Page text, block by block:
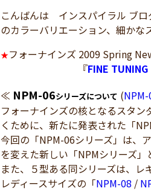
こんばんは インスパイラル ブロ
のカラーバリエーション、細かな
★フォーナインズ 2009 Spring
『FINE TUNING
≪ NPM-06シリーズについて (
フォーナインズの核となるスタ
くために、新たに発表された「
今回の「NPM-06シリーズ」は、
を変えた新しい「NPMシリーズ」
また、５型ある同シリーズは、レ
レディースサイズの「NPM-08 /